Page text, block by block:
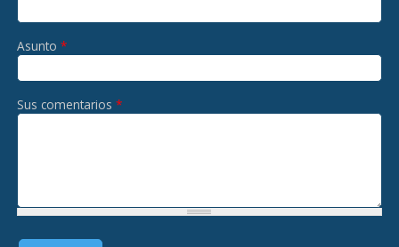
Asunto *
Sus comentarios *